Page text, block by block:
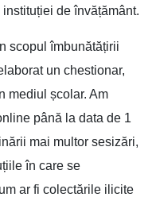
de învățământ.
scopul îmbunătățirii
un chestionar,
mediul școlar. Am
până la data de 1
mai multor sesizări,
în care se
ar fi colectările ilicite